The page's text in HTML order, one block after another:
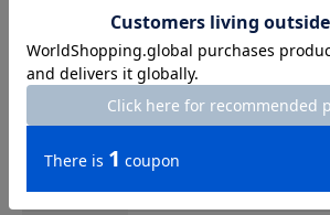
91 104
M 92
L 93 112